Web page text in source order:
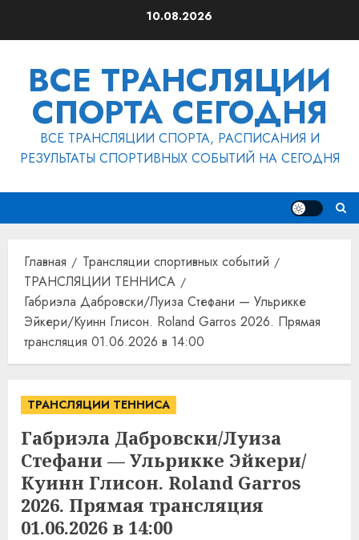
10.08.2026
ВСЕ ТРАНСЛЯЦИИ
СПОРТА СЕГОДНЯ
ВСЕ ТРАНСЛЯЦИИ СПОРТА, РАСПИСАНИЯ И
РЕЗУЛЬТАТЫ СПОРТИВНЫХ СОБЫТИЙ НА СЕГОДНЯ
Главная
Трансляции спортивных событий
ТРАНСЛЯЦИИ ТЕННИСА
Габриэла Дабровски/Луиза Стефани — Ульрикке
Эйкери/Куинн Глисон. Roland Garros 2026. Прямая
трансляция 01.06.2026 в 14:00
ТРАНСЛЯЦИИ ТЕННИСА
Габриэла Дабровски/Луиза
Стефани — Ульрикке Эйкери/
Куинн Глисон. Roland Garros
2026. Прямая трансляция
01.06.2026 в 14:00